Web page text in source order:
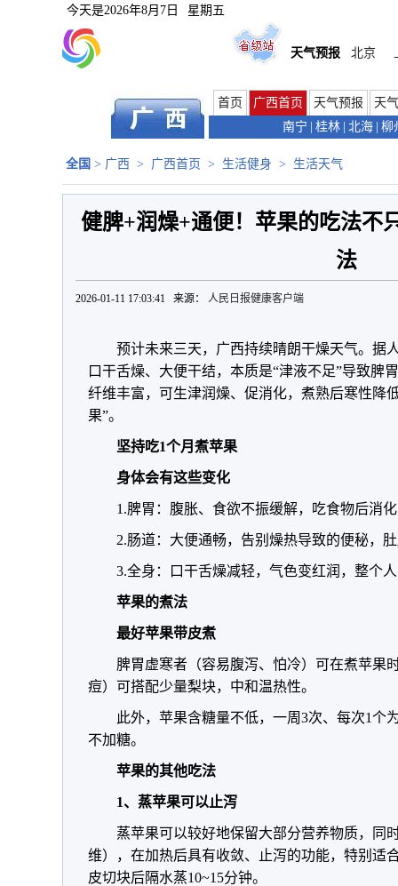
今天是2026年8月7日 星期五
天气预报 北京
首页 广西首页 天气预报
天
南宁
桂林 北海 柳
全国 > 广西 > 广西首页 > 生活健身 > 生活天气
健脾+润燥+通便！苹果的吃法不
法
2026-01-11 17:03:41 来源： 人民日报健康客户端
预计未来三天，广西持续晴朗干燥天气。据
口干舌燥、大便干结，本质是“津液不足”导致脾
纤维丰富，可生津润燥、促消化，煮熟后寒性降
果”。
坚持吃1个月煮苹果
身体会有这些变化
1.脾胃：腹胀、食欲不振缓解，吃食物后消
2.肠道：大便通畅，告别燥热导致的便秘，
3.全身：口干舌燥减轻，气色变红润，整个
苹果的煮法
最好苹果带皮煮
脾胃虚寒者（容易腹泻、怕冷）可在煮苹果
痘）可搭配少量梨块，中和温热性。
此外，苹果含糖量不低，一周3次、每次1个
不加糖。
苹果的其他吃法
1、蒸苹果可以止泻
蒸苹果可以较好地保留大部分营养物质，同
维），在加热后具有收敛、止泻的功能，特别适
皮切块后隔水蒸10~15分钟。